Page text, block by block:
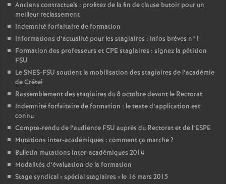
Anciens contractuels : profitez de la fin de clause butoir pour un
meilleur reclassement
Indemnité forfaitaire de formation
Informations d’actualité pour les stagiaires : infos brèves n°1
Formation des professeurs etCPE stagiaires : signez la pétition
FSU
LeSNES-FSU soutient la mobilisation des stagiaires de l’académie
de Crétei
Rassemblement des stagiaires du 8 octobre devant le Rectorat
Indemnité forfaitaire de formation : le texte d’application est
connu
Compte-rendu de l’audience FSU auprès du Rectorat et de l’ESPE
Mutations inter-académiques : comment ça marche?
Bulletin mutations inter-académiques 2014
Modalités d’évaluation de la formation
Stage syndical «spécial stagiaires » le 16 mars 2015